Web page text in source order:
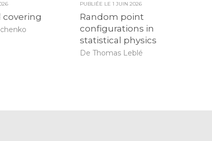
covering
PUBLIÉE LE 1 JUIN 2026
Random point
configurations in
statistical physics
De Thomas Leblé